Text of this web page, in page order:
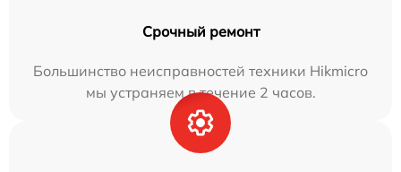
Срочный ремонт
Большинство неисправностей техники Hikmicro
мы устраняем в течение 2 часов.